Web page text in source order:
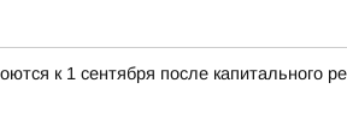
к 1 сентября после капитального